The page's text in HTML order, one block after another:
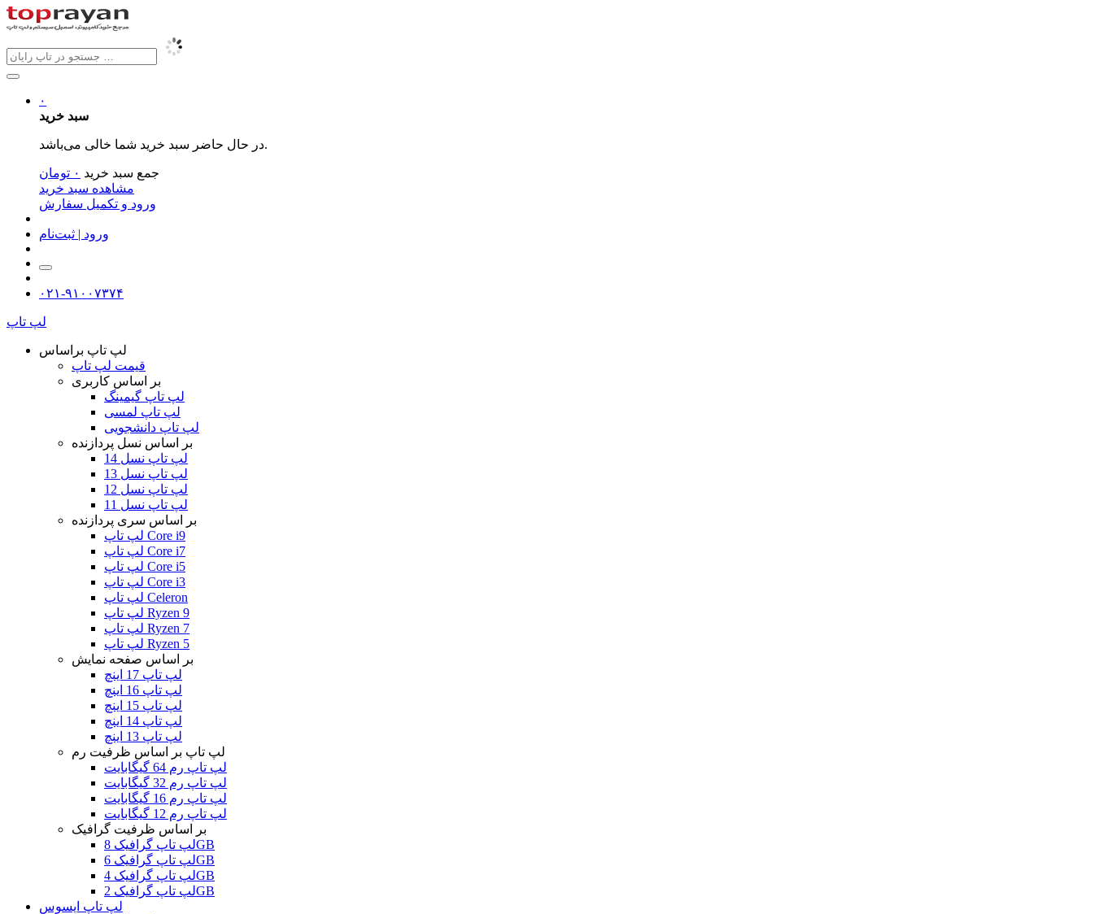
۰
سبد خرید
در حال حاضر سبد خرید شما خالی می‌باشد.
جمع سبد خرید ۰ تومان
مشاهده سبد خرید
ورود و تکمیل سفارش
ورود | ثبت‌نام
۰۲۱-۹۱۰۰۷۳۷۴
لپ تاپ
لپ تاپ براساس
قیمت لپ تاپ
بر اساس کاربری
لپ تاپ گیمینگ
لپ تاپ لمسی
لپ تاپ دانشجویی
بر اساس نسل پردازنده
لپ تاپ نسل 14
لپ تاپ نسل 13
لپ تاپ نسل 12
لپ تاپ نسل 11
بر اساس سری پردازنده
لپ تاپ Core i9
لپ تاپ Core i7
لپ تاپ Core i5
لپ تاپ Core i3
لپ تاپ Celeron
لپ تاپ Ryzen 9
لپ تاپ Ryzen 7
لپ تاپ Ryzen 5
بر اساس صفحه نمایش
لپ تاپ 17 اینچ
لپ تاپ 16 اینچ
لپ تاپ 15 اینچ
لپ تاپ 14 اینچ
لپ تاپ 13 اینچ
لپ تاپ بر اساس ظرفیت رم
لپ تاپ رم 64 گیگابایت
لپ تاپ رم 32 گیگابایت
لپ تاپ رم 16 گیگابایت
لپ تاپ رم 12 گیگابایت
بر اساس ظرفیت گرافیک
لپ تاپ گرافیک 8GB
لپ تاپ گرافیک 6GB
لپ تاپ گرافیک 4GB
لپ تاپ گرافیک 2GB
لپ تاپ ایسوس